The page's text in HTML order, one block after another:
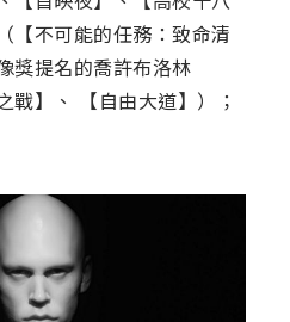
【不可能的任務：致命清
獎提名的喬許布洛林
戰】、 【自由大道】）；